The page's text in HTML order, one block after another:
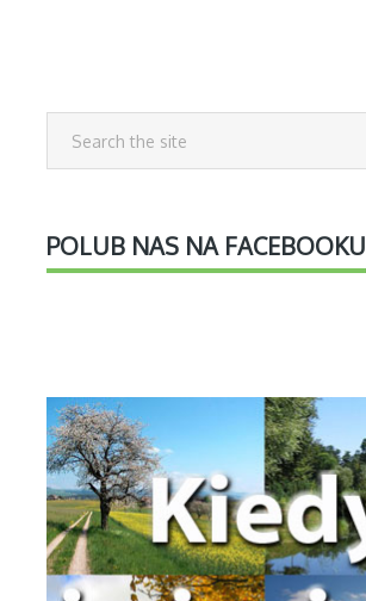
POLUB NAS NA FACEBOOKU